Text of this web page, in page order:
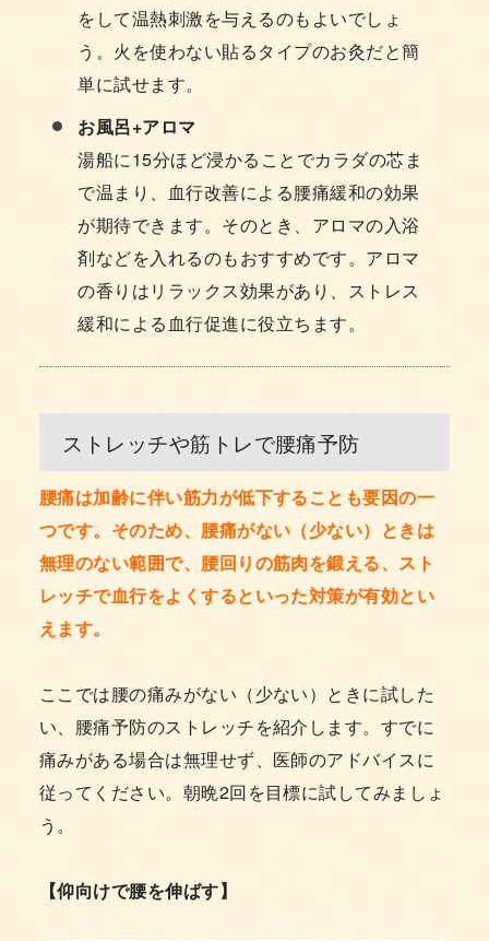
をして温熱刺激を与えるのもよいでしょ
う。火を使わない貼るタイプのお灸だと簡
単に試せます。
お風呂+アロマ
湯船に15分ほど浸かることでカラダの芯ま
で温まり、血行改善による腰痛緩和の効果
が期待できます。そのとき、アロマの入浴
剤などを入れるのもおすすめです。アロマ
の香りはリラックス効果があり、ストレス
緩和による血行促進に役立ちます。
ストレッチや筋トレで腰痛予防
腰痛は加齢に伴い筋力が低下することも要因の一
つです。そのため、腰痛がない（少ない）ときは
無理のない範囲で、腰回りの筋肉を鍛える、スト
レッチで血行をよくするといった対策が有効とい
えます。
ここでは腰の痛みがない（少ない）ときに試した
い、腰痛予防のストレッチを紹介します。すでに
痛みがある場合は無理せず、医師のアドバイスに
従ってください。朝晩2回を目標に試してみましょ
う。
【仰向けで腰を伸ばす】